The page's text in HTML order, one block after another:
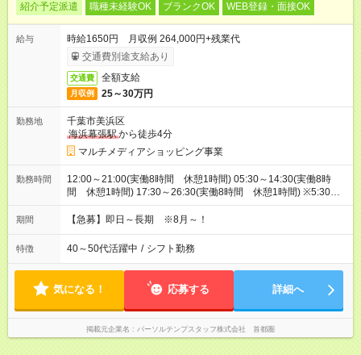
紹介予定派遣 職種未経験OK ブランクOK WEB登録・面接OK
給与
時給1650円 月収例 264,000円+残業代
交通費別途支給あり
交通費 全額支給
月収例 25～30万円
勤務地
千葉市美浜区
海浜幕張駅から徒歩4分
マルチメディアショッピング事業
勤務時間
12:00～21:00(実働8時間 休憩1時間) 05:30～14:30(実働8時
間 休憩1時間) 17:30～26:30(実働8時間 休憩1時間) ※5:30～
26:00の間で時間相談できます！8:00～17:00等お時間固定でも
OK！
期間 【急募】即日～長期 ※8月～！
特徴 40～50代活躍中 / シフト勤務
気になる！ 応募する 詳細へ
掲載元企業名 パーソルテンプスタッフ株式会社 首都圏